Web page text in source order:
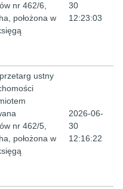
nr 462/6,
położona w
30
12:23:03
ustny
nr 462/5,
położona w
2026-06-
30
12:16:22